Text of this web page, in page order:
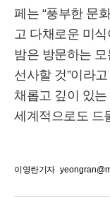
페는 “풍부한 문
고 다채로운 미
밤은 방문하는
선사할 것”이라
채롭고 깊이 있
세계적으로도 드
이영란기자